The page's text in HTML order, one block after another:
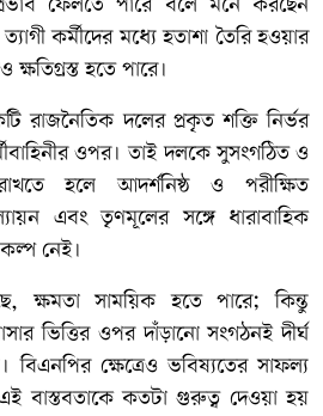
ফেলতে পারে বলে মনে করছেন
কর্মীদের মধ্যে হতাশা তৈরি হওয়ার
হতে পারে।
রাজনৈতিক দলের প্রকৃত শক্তি নির্ভর
ওপর। তাই দলকে সুসংগঠিত ও
রাখতে হলে আদর্শনিষ্ঠ ও পরীক্ষিত
এবং তৃণমূলের সঙ্গে ধারাবাহিক
নেই।
ক্ষমতা সাময়িক হতে পারে; কিন্তু
ভিত্তির ওপর দাঁড়ানো সংগঠনই দীর্ঘ
ক্ষেত্রেও ভবিষ্যতের সাফল্য
বাস্তবতাকে কতটা গুরুত্ব দেওয়া হয়